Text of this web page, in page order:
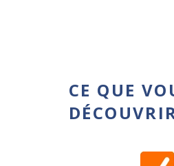
CE QUE